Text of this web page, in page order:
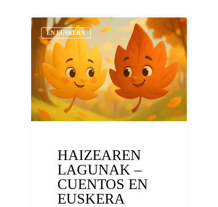
EN EUSKERA
HAIZEAREN
LAGUNAK –
CUENTOS EN
EUSKERA